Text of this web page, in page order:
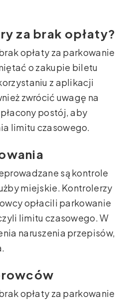
za brak opłaty?
opłaty za parkowanie
o zakupie biletu
z aplikacji
zwrócić uwagę na
postój, aby
limitu czasowego.
są kontrole
miejskie. Kontrolerzy
opłacili parkowanie
limitu czasowego. W
naruszenia przepisów,
opłaty za parkowanie